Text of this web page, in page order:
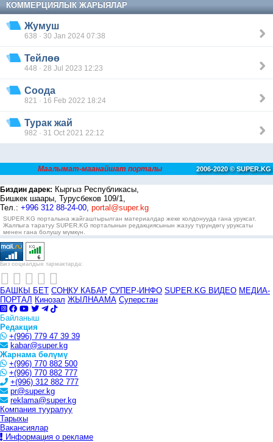
КОММЕРЦИЯЛЫК ЖАРЫЯЛАР
Жумуш
638 · 30 Jan 2024 07:38
Тейлөө
448 · 28 Jul 2023 12:23
Соода
821 · 16 Feb 2022 18:24
Турак жай
982 · 31 Oct 2021 22:12
Маалымат-маанайшат порталы 2006-2020 © SUPER.KG
Биздин дарек: Кыргыз Республикасы,
Бишкек шаары, Турусбеков 109/1,
Тел.: +996 312 88-24-00, portal@super.kg
SUPER.KG порталына жайгаштырылган материалдар жеке колдонууда гана уруксат.
Жалпыга таратуу SUPER.KG порталынын редакциясынын жазуу түрүндөгү уруксаты
менен гана болушу мүмкүн.
Биз социалдык тармактарда:
БАШКЫ БЕТ СОҢКУ КАБАР СУПЕР-ИНФО SUPER.KG ВИДЕО МЕДИА-
ПОРТАЛ Кинозал ЖЫЛНААМА Суперстан
Байланыш
Редакция
+(996) 779 47 39 39
kabar@super.kg
Жарнама бөлүмү
+(996) 770 882 500
+(996) 770 882 777
+(996) 312 882 777
pr@super.kg
reklama@super.kg
Компания тууралуу
Тарыхы
Вакансиялар
Информация о рекламе